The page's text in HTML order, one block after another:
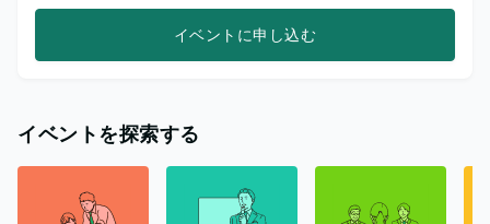
イベントを探索する
イベントに申し込む